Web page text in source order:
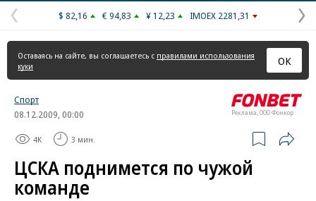
Предыдущая
страница
$ 82,16 € 94,83 ¥ 12,23 IMOEX 2281,31
Оставаясь на сайте, вы соглашаетесь с правилами использования
куки
ОК
Реклама, ООО Фонкор
Спорт
08.12.2009, 00:00
4K 3 мин.
ЦСКА поднимется по чужой
команде